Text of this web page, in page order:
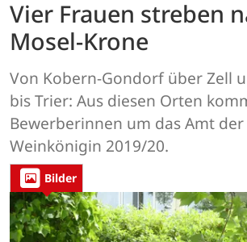
Vier Frauen streben
Mosel-Krone
Von Kobern-Gondorf über Zell
bis Trier: Aus diesen Orten
Bewerberinnen um das Amt
Weinkönigin 2019/20.
Bilder